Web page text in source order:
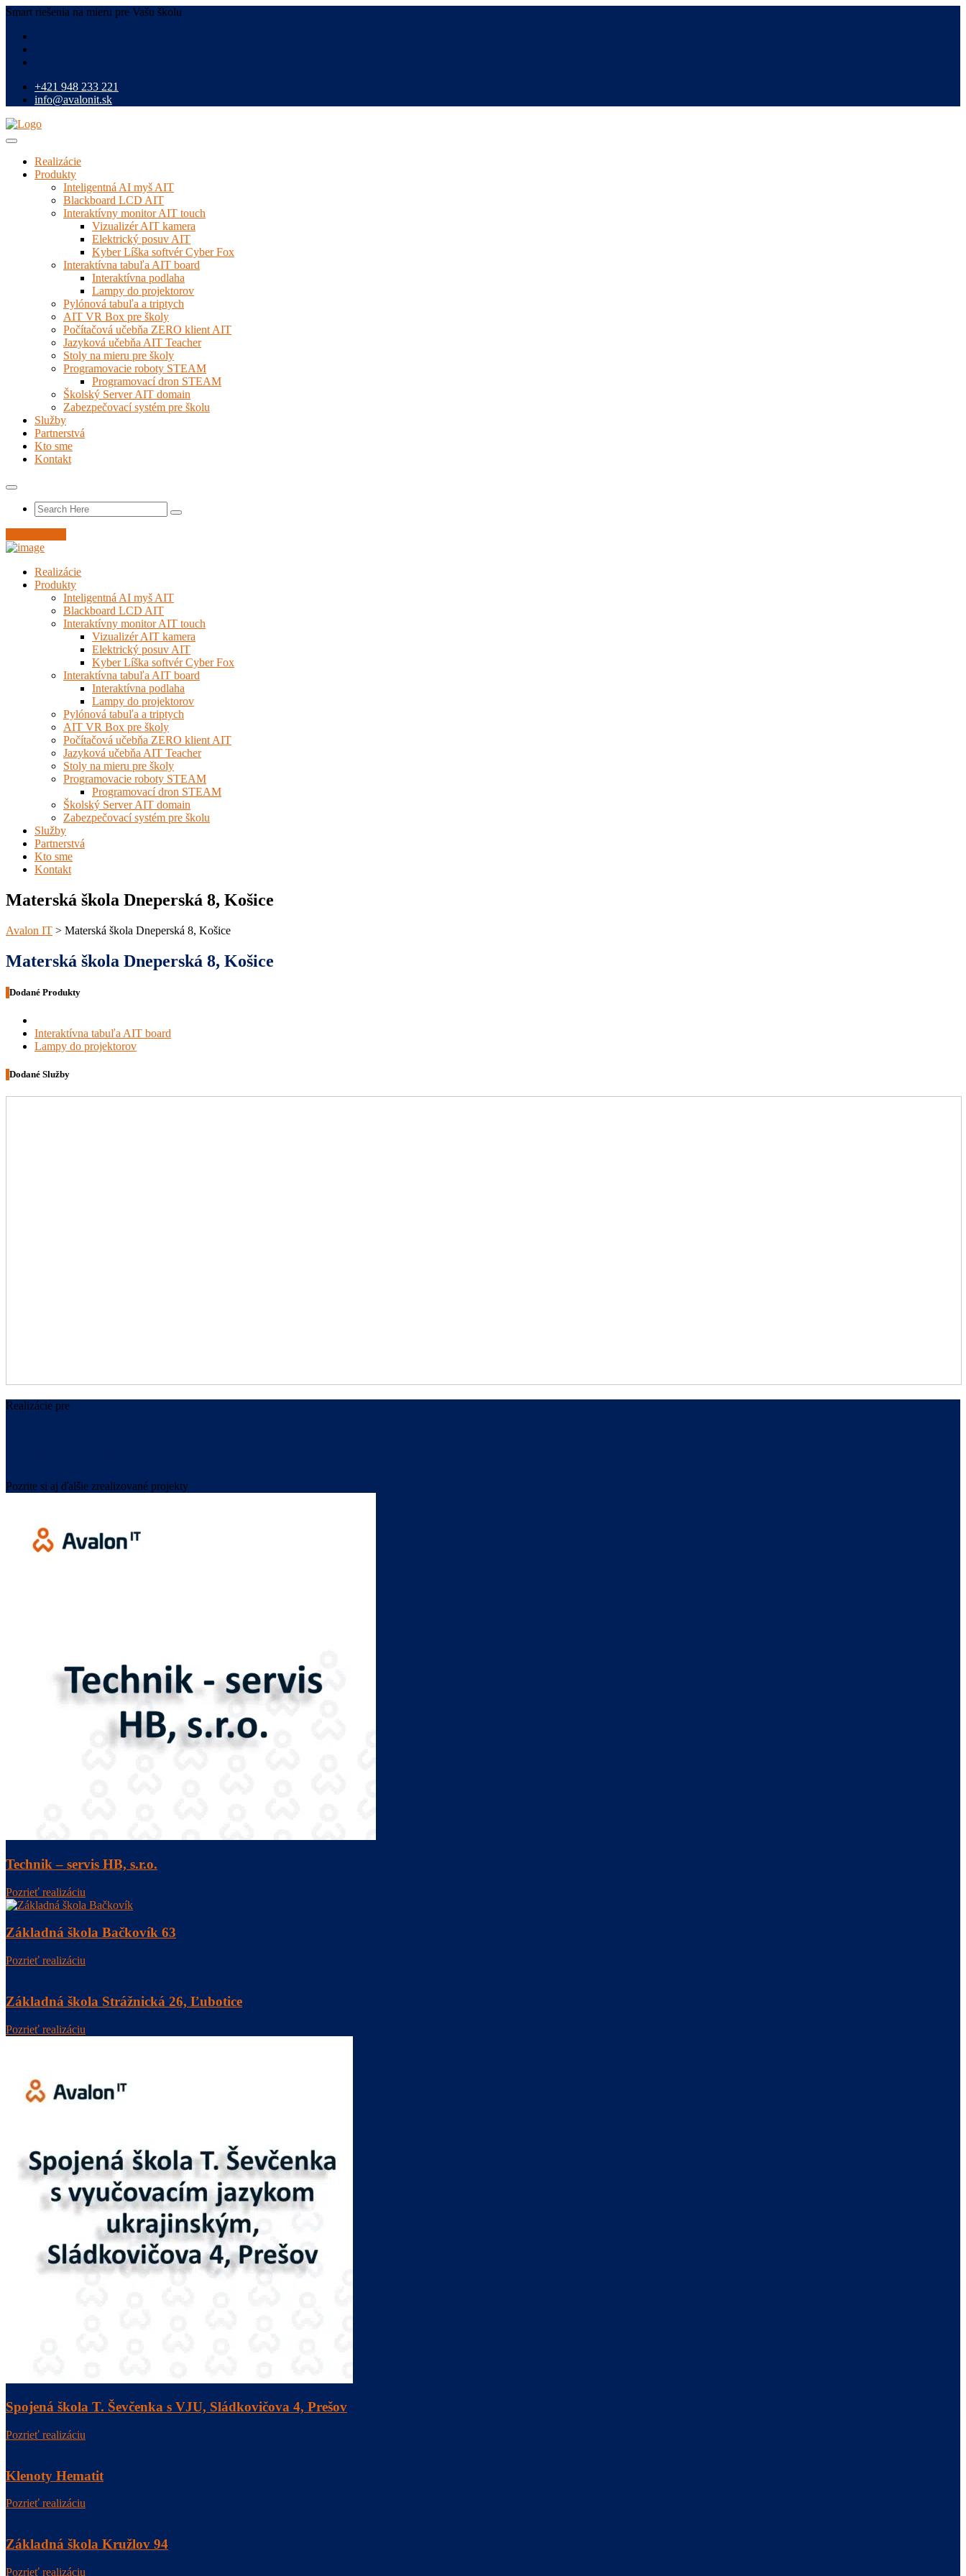
Smart riešenia na mieru pre Vašu školu
+421 948 233 221
info@avalonit.sk
Realizácie
Produkty
Inteligentná AI myš AIT
Blackboard LCD AIT
Interaktívny monitor AIT touch
Vizualizér AIT kamera
Elektrický posuv AIT
Kyber Líška softvér Cyber Fox
Interaktívna tabuľa AIT board
Interaktívna podlaha
Lampy do projektorov
Pylónová tabuľa a triptych
AIT VR Box pre školy
Počítačová učebňa ZERO klient AIT
Jazyková učebňa AIT Teacher
Stoly na mieru pre školy
Programovacie roboty STEAM
Programovací dron STEAM
Školský Server AIT domain
Zabezpečovací systém pre školu
Služby
Partnerstvá
Kto sme
Kontakt
Realizácie
Produkty
Inteligentná AI myš AIT
Blackboard LCD AIT
Interaktívny monitor AIT touch
Vizualizér AIT kamera
Elektrický posuv AIT
Kyber Líška softvér Cyber Fox
Interaktívna tabuľa AIT board
Interaktívna podlaha
Lampy do projektorov
Pylónová tabuľa a triptych
AIT VR Box pre školy
Počítačová učebňa ZERO klient AIT
Jazyková učebňa AIT Teacher
Stoly na mieru pre školy
Programovacie roboty STEAM
Programovací dron STEAM
Školský Server AIT domain
Zabezpečovací systém pre školu
Služby
Partnerstvá
Kto sme
Kontakt
Materská škola Dneperská 8, Košice
Avalon IT > Materská škola Dneperská 8, Košice
Materská škola Dneperská 8, Košice
Dodané Produkty
Interaktívna tabuľa AIT board
Lampy do projektorov
Dodané Služby
Realizácie pre
Pozrite si aj ďalšie zrealizované projekty
Technik – servis HB, s.r.o.
Pozrieť realizáciu
Základná škola Bačkovík 63
Pozrieť realizáciu
Základná škola Strážnická 26, Ľubotice
Pozrieť realizáciu
Spojená škola T. Ševčenka s VJU, Sládkovičova 4, Prešov
Pozrieť realizáciu
Klenoty Hematit
Pozrieť realizáciu
Základná škola Kružlov 94
Pozrieť realizáciu